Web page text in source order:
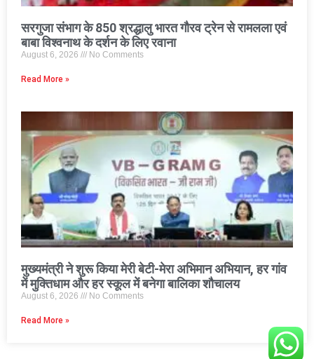
सरगुजा संभाग के 850 श्रद्धालु भारत गौरव ट्रेन से रामलला एवं
बाबा विश्वनाथ के दर्शन के लिए रवाना
August 6, 2026 No Comments
Read More »
मुख्यमंत्री ने शुरू किया मेरी बेटी-मेरा अभिमान अभियान, हर गांव
में मुक्तिधाम और हर स्कूल में बनेगा बालिका शौचालय
August 6, 2026 No Comments
Read More »